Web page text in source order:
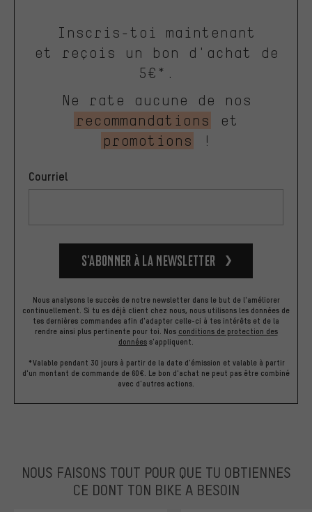
Inscris-toi maintenant
et reçois un bon d'achat de
5€*.
Ne rate aucune de nos
recommandations
et
promotions
!
Courriel
S’abonner à la newsletter
Nous analysons le succès de notre newsletter dans le but de l'améliorer
continuellement. Si tu es déjà client chez nous, nous utilisons les données de
tes dernières commandes afin d'adapter celle-ci à tes intérêts et de la
rendre ainsi plus pertinente pour toi. Nos conditions de protection des
données s'appliquent.
*Valable pendant 30 jours à partir de la date d'émission et valable à partir
d'un montant de commande de 60€. Le bon d'achat ne peut pas être combiné
avec d'autres actions.
NOUS FAISONS TOUT POUR QUE TU OBTIENNES
CE DONT TON BIKE A BESOIN